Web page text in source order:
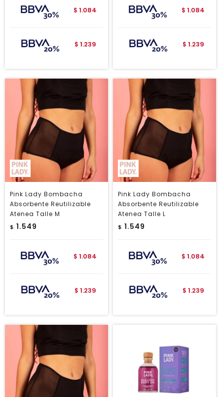
$ 1.084
$ 1.239
$ 1.084
$ 1.239
Pink Lady Bombacha
Absorbente Reutilizable
Atenea Talle M
$ 1.549
$ 1.084
$ 1.239
Pink Lady Bombacha
Absorbente Reutilizable
Atenea Talle L
$ 1.549
$ 1.084
$ 1.239